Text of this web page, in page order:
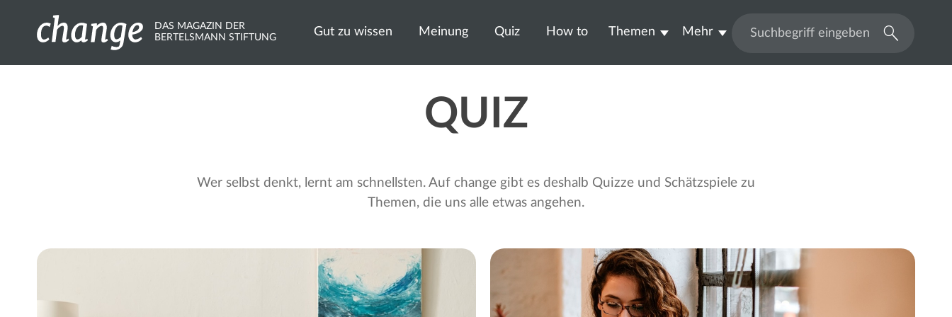
DAS MAGAZIN DER
BERTELSMANN STIFTUNG
Suchen
Gut zu wissen Meinung Quiz How to Themen Mehr
QUIZ
Wer selbst denkt, lernt am schnellsten. Auf change gibt es deshalb Quizze und Schätzspiele zu
Themen, die uns alle etwas angehen.